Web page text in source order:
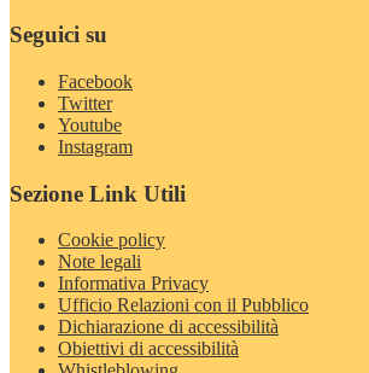
Seguici su
Facebook
Twitter
Youtube
Instagram
Sezione Link Utili
Cookie policy
Note legali
Informativa Privacy
Ufficio Relazioni con il Pubblico
Dichiarazione di accessibilità
Obiettivi di accessibilità